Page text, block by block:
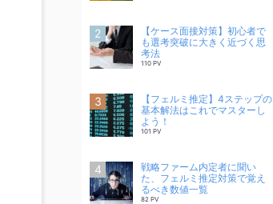
【ケース面接対策】初心者で
も選考突破に大きく近づく思
考法
110 PV
【フェルミ推定】4ステップの
基本解法はこれでマスターし
よう！
101 PV
戦略ファーム内定者に聞い
た、フェルミ推定対策で覚え
るべき数値一覧
82 PV